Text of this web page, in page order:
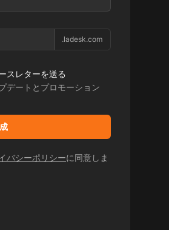
.ladesk.com
スレターを送る
デートとプロモーション
バシーポリシーに同意しま